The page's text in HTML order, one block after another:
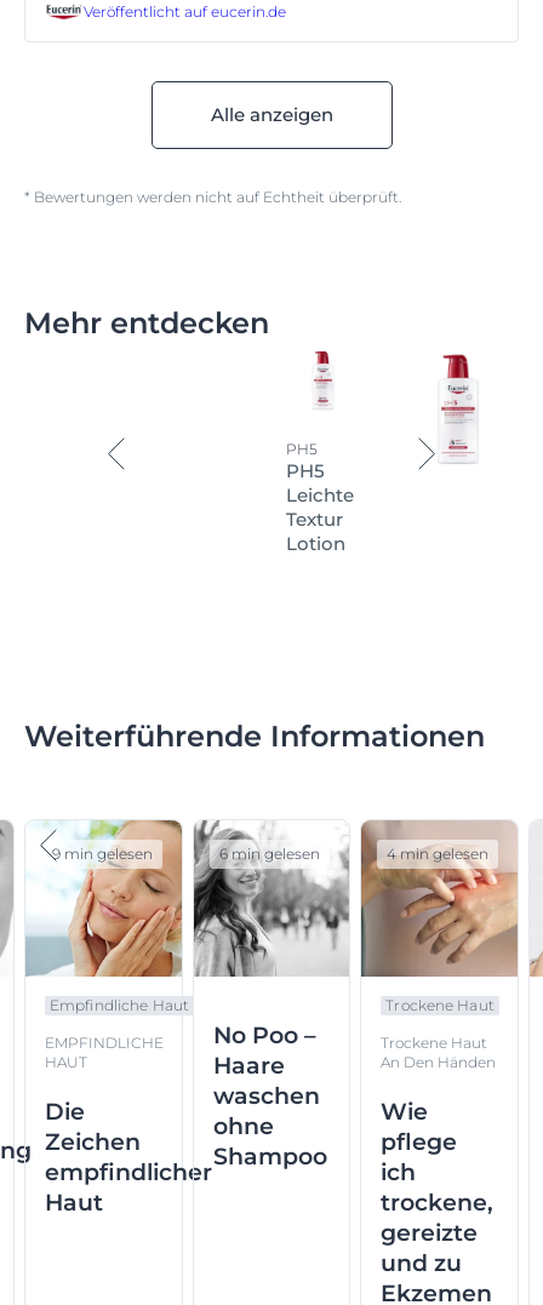
Veröffentlicht auf eucerin.de
Alle anzeigen
* Bewertungen werden nicht auf Echtheit überprüft.
Mehr entdecken
PH5
PH5
Leichte
Textur
Lotion
Weiterführende Informationen
Empfindliche Haut
EMPFINDLICHE
HAUT
Die
Zeichen
empfindlicher
Haut
9 min gelesen
No Poo –
Haare
waschen
ohne
Shampoo
6 min gelesen
Trockene Haut
Trockene Haut
An Den Händen
Wie
pflege
ich
trockene,
gereizte
und zu
Ekzemen
4 min gelesen